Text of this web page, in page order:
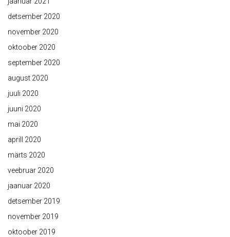
detsember 2020
november 2020
oktoober 2020
september 2020
august 2020
juuli 2020
juuni 2020
mai 2020
aprill 2020
märts 2020
veebruar 2020
jaanuar 2020
detsember 2019
november 2019
oktoober 2019